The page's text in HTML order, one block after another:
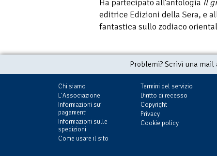
Ha partecipato all'antologia Il
editrice Edizioni della Sera, e
fantastica sullo zodiaco
Problemi? Scrivi una
Chi siamo
L'Associazione
Informazioni sui
pagamenti
Informazioni sulle
spedizioni
Come usare il sito
Termini del servizio
Diritto di recesso
Copyright
Privacy
Cookie policy